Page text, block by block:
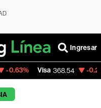
Ingresar
368.54 -0.28%